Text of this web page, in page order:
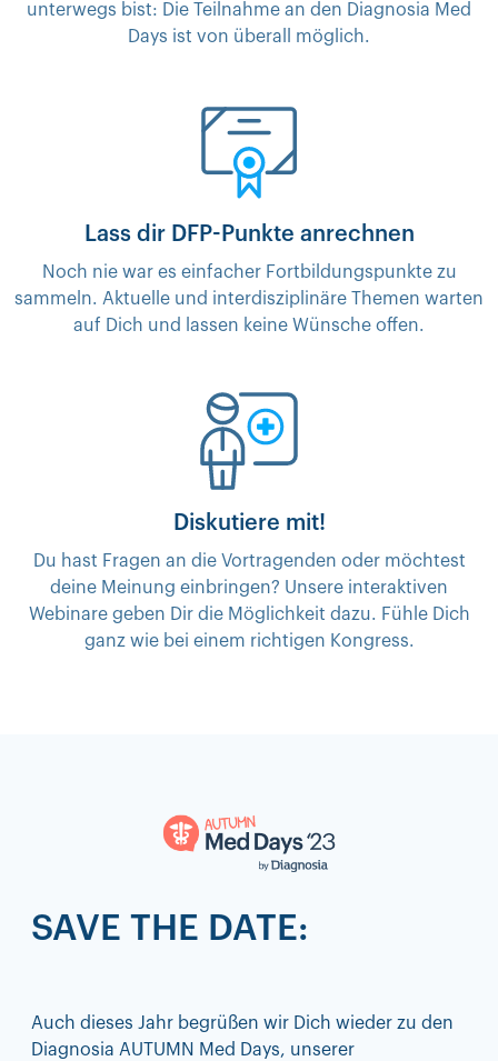
unterwegs bist: Die Teilnahme an den Diagnosia Med
Days ist von überall möglich.
Lass dir DFP-Punkte anrechnen
Noch nie war es einfacher Fortbildungspunkte zu
sammeln. Aktuelle und interdisziplinäre Themen warten
auf Dich und lassen keine Wünsche offen.
Diskutiere mit!
Du hast Fragen an die Vortragenden oder möchtest
deine Meinung einbringen? Unsere interaktiven
Webinare geben Dir die Möglichkeit dazu. Fühle Dich
ganz wie bei einem richtigen Kongress.
SAVE THE DATE:
Auch dieses Jahr begrüßen wir Dich wieder zu den
Diagnosia AUTUMN Med Days, unserer